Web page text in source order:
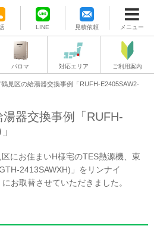
LINE 見積依頼 メニュー
パロマ 対応エリア ご利用案内
見区の給湯器交換事例「RUFH-E2405SAW2-
器交換事例「RUFH-
にお住まいH様宅のTES熱源機、東
2413SAWXH)」をリンナイ
お取替させていただきました。